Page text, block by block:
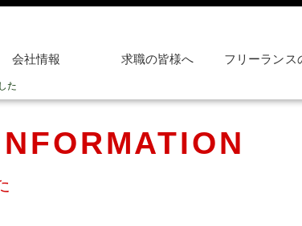
会社情報 求職の皆様へ フリーランス
た